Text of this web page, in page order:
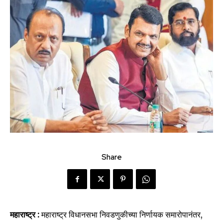
Share
महाराष्ट्र :महाराष्ट्र विधानसभा निवडणुकीच्या निर्णायक समारोपानंतर,